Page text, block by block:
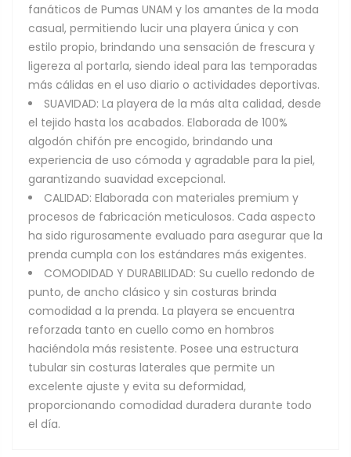
fanáticos de Pumas UNAM y los amantes de la moda
casual, permitiendo lucir una playera única y con
estilo propio, brindando una sensación de frescura y
ligereza al portarla, siendo ideal para las temporadas
más cálidas en el uso diario o actividades deportivas.
SUAVIDAD: La playera de la más alta calidad, desde
el tejido hasta los acabados. Elaborada de 100%
algodón chifón pre encogido, brindando una
experiencia de uso cómoda y agradable para la piel,
garantizando suavidad excepcional.
CALIDAD: Elaborada con materiales premium y
procesos de fabricación meticulosos. Cada aspecto
ha sido rigurosamente evaluado para asegurar que la
prenda cumpla con los estándares más exigentes.
COMODIDAD Y DURABILIDAD: Su cuello redondo de
punto, de ancho clásico y sin costuras brinda
comodidad a la prenda. La playera se encuentra
reforzada tanto en cuello como en hombros
haciéndola más resistente. Posee una estructura
tubular sin costuras laterales que permite un
excelente ajuste y evita su deformidad,
proporcionando comodidad duradera durante todo
el día.